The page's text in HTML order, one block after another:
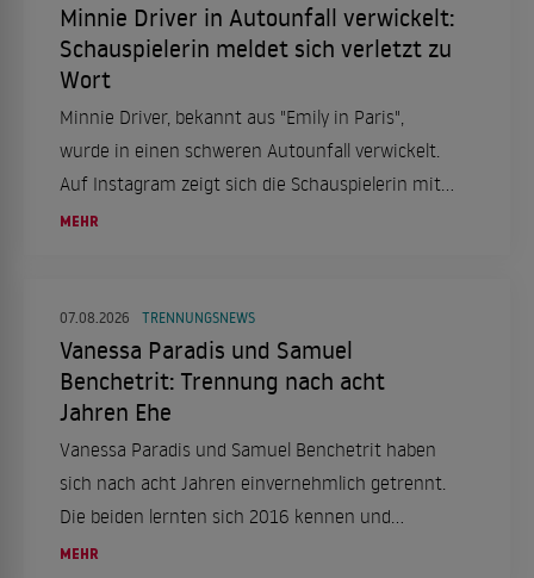
Minnie Driver in Autounfall verwickelt:
Schauspielerin meldet sich verletzt zu
Wort
Minnie Driver, bekannt aus "Emily in Paris",
wurde in einen schweren Autounfall verwickelt.
Auf Instagram zeigt sich die Schauspielerin mit
einer Halskrause und berichtet von dem Vorfall,
MEHR
07.08.2026 TRENNUNGSNEWS
Vanessa Paradis und Samuel
Benchetrit: Trennung nach acht
Jahren Ehe
Vanessa Paradis und Samuel Benchetrit haben
sich nach acht Jahren einvernehmlich getrennt.
Die beiden lernten sich 2016 kennen und
heirateten 2018. Ein Statement ihres
MEHR